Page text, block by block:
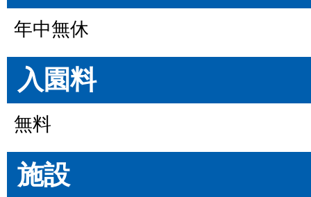
年中無休
入園料
無料
施設